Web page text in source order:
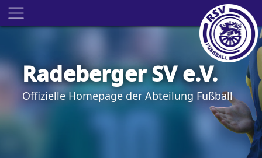
Radeberger SV e.V.
Offizielle Homepage der Abteilung Fußball